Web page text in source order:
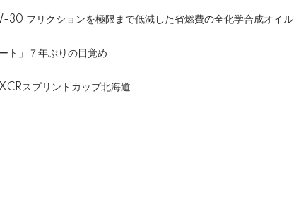
フリクションを極限まで低減した省燃費の全化学合成オイル
ト」７年ぶりの目覚め
スプリントカップ北海道